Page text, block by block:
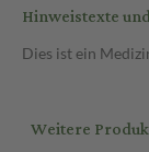
Hinweistexte
Dies ist ein
Weitere